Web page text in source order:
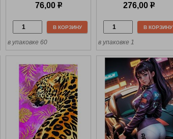
76,00 р
В КОРЗИНУ
в упаковке 60
красками276,00 р
В КОРЗИНУ
в упаковке 1